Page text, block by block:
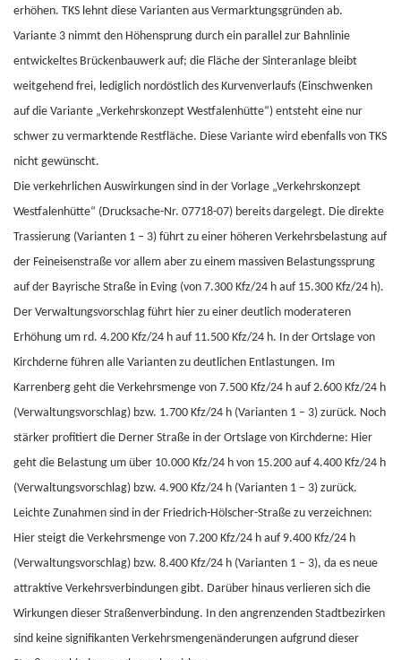
erhöhen. TKS lehnt diese Varianten aus Vermarktungsgründen ab.
Variante 3 nimmt den Höhensprung durch ein parallel zur Bahnlinie
entwickeltes Brückenbauwerk auf; die Fläche der Sinteranlage bleibt
weitgehend frei, lediglich nordöstlich des Kurvenverlaufs (Einschwenken
auf die Variante „Verkehrskonzept Westfalenhütte“) entsteht eine nur
schwer zu vermarktende Restfläche. Diese Variante wird ebenfalls von TKS
nicht gewünscht.
Die verkehrlichen Auswirkungen sind in der Vorlage „Verkehrskonzept
Westfalenhütte“ (Drucksache-Nr. 07718-07) bereits dargelegt. Die direkte
Trassierung (Varianten 1 – 3) führt zu einer höheren Verkehrsbelastung auf
der Feineisenstraße vor allem aber zu einem massiven Belastungssprung
auf der Bayrische Straße in Eving (von 7.300 Kfz/24 h auf 15.300 Kfz/24 h).
Der Verwaltungsvorschlag führt hier zu einer deutlich moderateren
Erhöhung um rd. 4.200 Kfz/24 h auf 11.500 Kfz/24 h. In der Ortslage von
Kirchderne führen alle Varianten zu deutlichen Entlastungen. Im
Karrenberg geht die Verkehrsmenge von 7.500 Kfz/24 h auf 2.600 Kfz/24 h
(Verwaltungsvorschlag) bzw. 1.700 Kfz/24 h (Varianten 1 – 3) zurück. Noch
stärker profitiert die Derner Straße in der Ortslage von Kirchderne: Hier
geht die Belastung um über 10.000 Kfz/24 h von 15.200 auf 4.400 Kfz/24 h
(Verwaltungsvorschlag) bzw. 4.900 Kfz/24 h (Varianten 1 – 3) zurück.
Leichte Zunahmen sind in der Friedrich-Hölscher-Straße zu verzeichnen:
Hier steigt die Verkehrsmenge von 7.200 Kfz/24 h auf 9.400 Kfz/24 h
(Verwaltungsvorschlag) bzw. 8.400 Kfz/24 h (Varianten 1 – 3), da es neue
attraktive Verkehrsverbindungen gibt. Darüber hinaus verlieren sich die
Wirkungen dieser Straßenverbindung. In den angrenzenden Stadtbezirken
sind keine signifikanten Verkehrsmengenänderungen aufgrund dieser